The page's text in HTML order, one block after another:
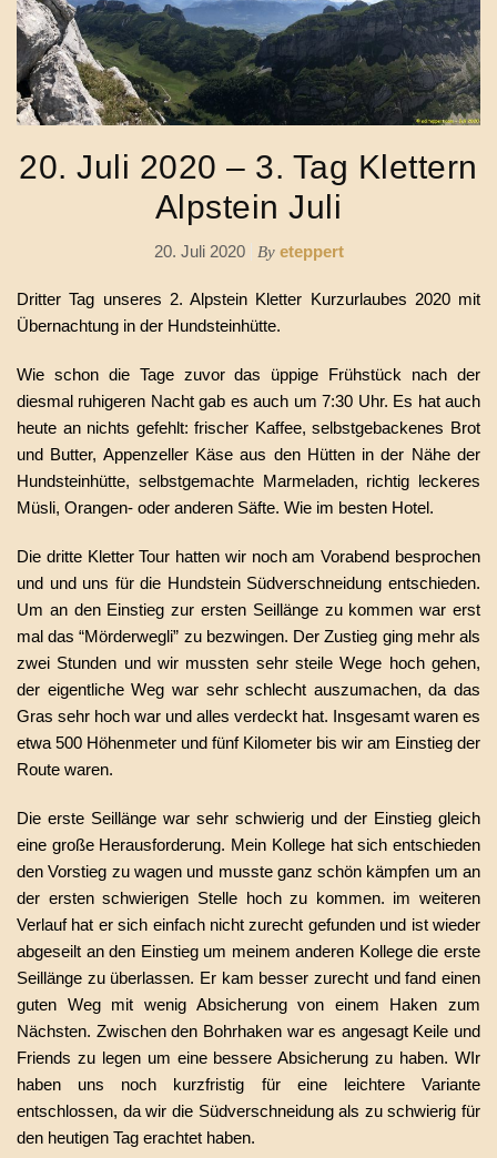
20. Juli 2020 – 3. Tag Klettern
Alpstein Juli
20. Juli 2020 By eteppert
Dritter Tag unseres 2. Alpstein Kletter Kurzurlaubes 2020 mit
Übernachtung in der Hundsteinhütte.
Wie schon die Tage zuvor das üppige Frühstück nach der
diesmal ruhigeren Nacht gab es auch um 7:30 Uhr. Es hat auch
heute an nichts gefehlt: frischer Kaffee, selbstgebackenes Brot
und Butter, Appenzeller Käse aus den Hütten in der Nähe der
Hundsteinhütte, selbstgemachte Marmeladen, richtig leckeres
Müsli, Orangen- oder anderen Säfte. Wie im besten Hotel.
Die dritte Kletter Tour hatten wir noch am Vorabend besprochen
und und uns für die Hundstein Südverschneidung entschieden.
Um an den Einstieg zur ersten Seillänge zu kommen war erst
mal das “Mörderwegli” zu bezwingen. Der Zustieg ging mehr als
zwei Stunden und wir mussten sehr steile Wege hoch gehen,
der eigentliche Weg war sehr schlecht auszumachen, da das
Gras sehr hoch war und alles verdeckt hat. Insgesamt waren es
etwa 500 Höhenmeter und fünf Kilometer bis wir am Einstieg der
Route waren.
Die erste Seillänge war sehr schwierig und der Einstieg gleich
eine große Herausforderung. Mein Kollege hat sich entschieden
den Vorstieg zu wagen und musste ganz schön kämpfen um an
der ersten schwierigen Stelle hoch zu kommen. im weiteren
Verlauf hat er sich einfach nicht zurecht gefunden und ist wieder
abgeseilt an den Einstieg um meinem anderen Kollege die erste
Seillänge zu überlassen. Er kam besser zurecht und fand einen
guten Weg mit wenig Absicherung von einem Haken zum
Nächsten. Zwischen den Bohrhaken war es angesagt Keile und
Friends zu legen um eine bessere Absicherung zu haben. WIr
haben uns noch kurzfristig für eine leichtere Variante
entschlossen, da wir die Südverschneidung als zu schwierig für
den heutigen Tag erachtet haben.